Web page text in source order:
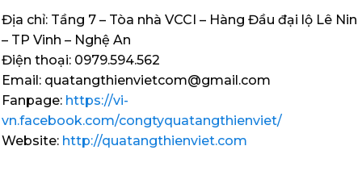
Địa chỉ: Tầng 7 – Tòa nhà VCCI – Hàng Đầu đại lộ Lê Nin
– TP Vinh – Nghệ An
Điện thoại: 0979.594.562
Email: quatangthienvietcom@gmail.com
Fanpage: https://vi-
vn.facebook.com/congtyquatangthienviet/
Website: http://quatangthienviet.com